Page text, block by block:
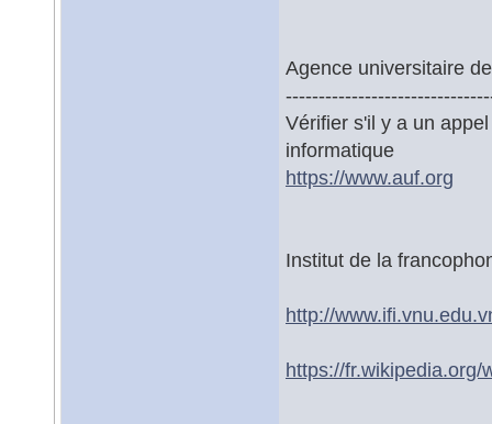
Agence universitaire
Vérifier s'il y a un
informatique
https://www.auf.org
Institut de la
http://
https://